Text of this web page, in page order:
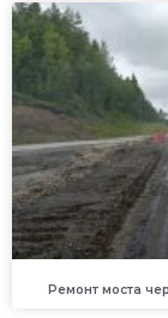
Ремонт моста